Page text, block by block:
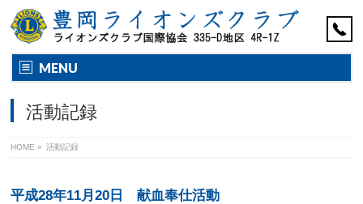
MENU
活動記録
HOME » 活動記録
平成28年11月20日 献血奉仕活動